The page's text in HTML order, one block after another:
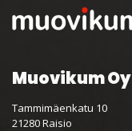
Muovikum Oy
Tammimäenkatu 10
21280 Raisio